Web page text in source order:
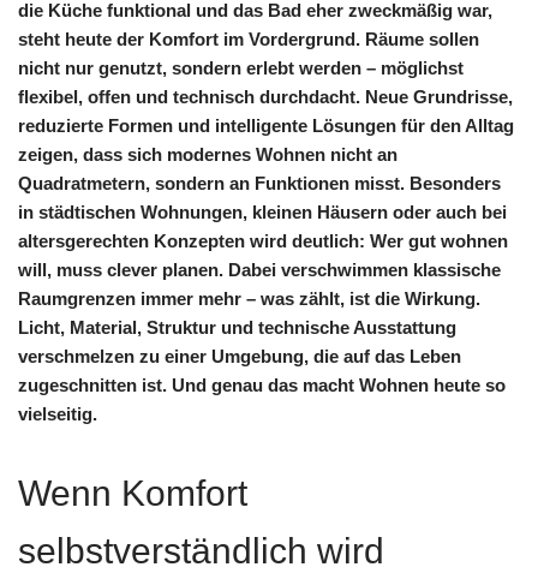
die Küche funktional und das Bad eher zweckmäßig war,
steht heute der Komfort im Vordergrund. Räume sollen
nicht nur genutzt, sondern erlebt werden – möglichst
flexibel, offen und technisch durchdacht. Neue Grundrisse,
reduzierte Formen und intelligente Lösungen für den Alltag
zeigen, dass sich modernes Wohnen nicht an
Quadratmetern, sondern an Funktionen misst. Besonders
in städtischen Wohnungen, kleinen Häusern oder auch bei
altersgerechten Konzepten wird deutlich: Wer gut wohnen
will, muss clever planen. Dabei verschwimmen klassische
Raumgrenzen immer mehr – was zählt, ist die Wirkung.
Licht, Material, Struktur und technische Ausstattung
verschmelzen zu einer Umgebung, die auf das Leben
zugeschnitten ist. Und genau das macht Wohnen heute so
vielseitig.
Wenn Komfort
selbstverständlich wird